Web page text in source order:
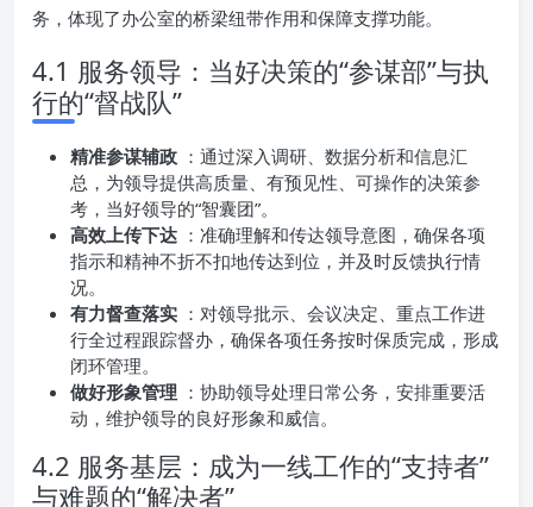
务，体现了办公室的桥梁纽带作用和保障支撑功能。
4.1 服务领导：当好决策的“参谋部”与执
行的“督战队”
精准参谋辅政 ：通过深入调研、数据分析和信息汇
总，为领导提供高质量、有预见性、可操作的决策参
考，当好领导的“智囊团”。
高效上传下达 ：准确理解和传达领导意图，确保各项
指示和精神不折不扣地传达到位，并及时反馈执行情
况。
有力督查落实 ：对领导批示、会议决定、重点工作进
行全过程跟踪督办，确保各项任务按时保质完成，形成
闭环管理。
做好形象管理 ：协助领导处理日常公务，安排重要活
动，维护领导的良好形象和威信。
4.2 服务基层：成为一线工作的“支持者”
与难题的“解决者”